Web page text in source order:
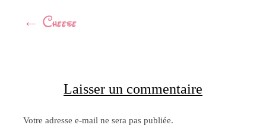
Navigation
← Cheese
Laisser un commentaire
Votre adresse e-mail ne sera pas publiée.